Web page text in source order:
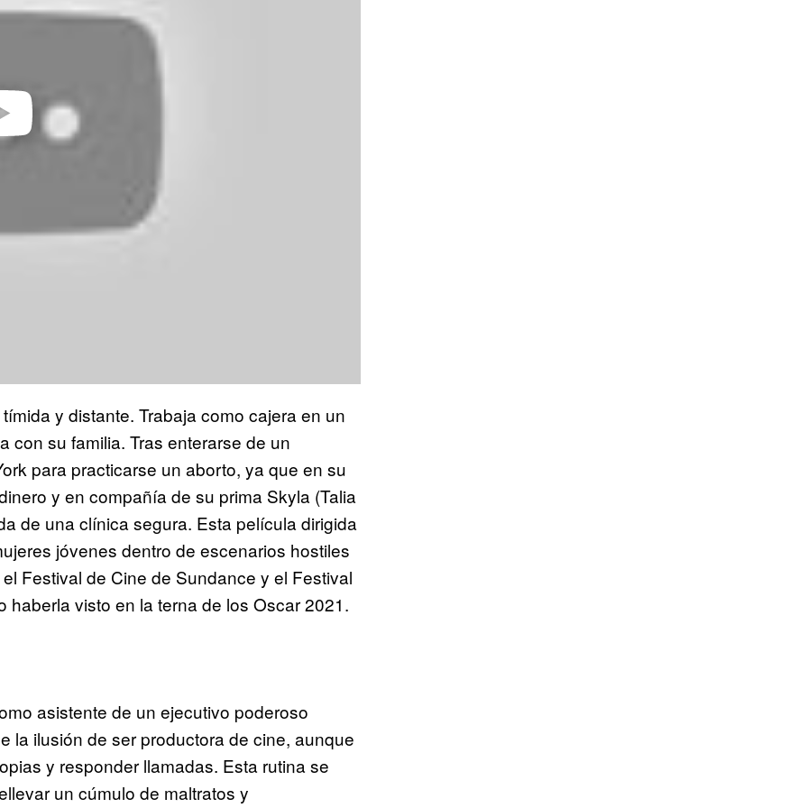
y distante. Trabaja como cajera en un
con su familia. Tras enterarse de un
para practicarse un aborto, ya que en su
y en compañía de su prima Skyla (Talia
de una clínica segura. Esta película dirigida
jóvenes dentro de escenarios hostiles
Festival de Cine de Sundance y el Festival
visto en la terna de los Oscar 2021.
asistente de un ejecutivo poderoso
la ilusión de ser productora de cine, aunque
y responder llamadas. Esta rutina se
un cúmulo de maltratos y